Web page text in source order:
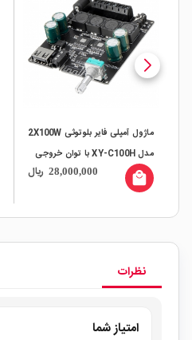
ماژول آمپلی فایر بلوتوثی 2X100W
مدل XY-C100H با توان خروجی
متغیر
28,000,000 ریال local_mall
نظرات
امتیاز شما